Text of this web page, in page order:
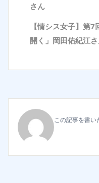
さん
【情シス女子】第
開く」岡田佑紀江
この記事を書い